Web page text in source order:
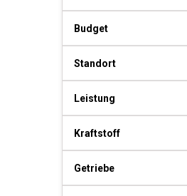
Budget
Standort
Leistung
Kraftstoff
Getriebe